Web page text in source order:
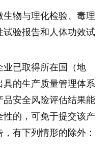
物与理化检验、毒理
验报告和人体功效试
已取得所在国（地
的生产质量管理体系
安全风险评估结果能
的，可免于提交该产
有下列情形的除外：